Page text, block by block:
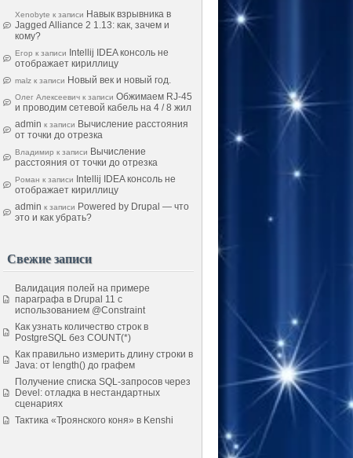
Xenobyte к записи Навык взрывника в
Jagged Alliance 2 1.13: как, зачем и
кому?
Егор к записи
Intellij IDEA консоль не
отображает кириллицу
malz к записи Новый век и новый год.
Олег Алексеевич к записи Обжимаем RJ-45
и проводим сетевой кабель на 4 / 8 жил
admin к записи Вычисление расстояния
от точки до отрезка
Владимир к записи Вычисление
расстояния от точки до отрезка
Роман к записи
Intellij IDEA консоль не
отображает кириллицу
admin к записи Powered by Drupal — что
это и как убрать?
Свежие записи
Валидация полей на примере
параграфа в Drupal 11 с
использованием @Constraint
Как узнать количество строк в
PostgreSQL без COUNT(*)
Как правильно измерить длину строки в
Java: от length() до графем
Получение списка SQL-запросов через
Devel: отладка в нестандартных
сценариях
Тактика «Троянского коня» в Kenshi